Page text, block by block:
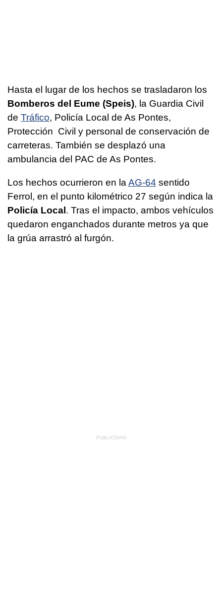
Hasta el lugar de los hechos se trasladaron los
Bomberos del Eume (Speis), la Guardia Civil
de Tráfico, Policía Local de As Pontes,
Protección Civil y personal de conservación de
carreteras. También se desplazó una
ambulancia del PAC de As Pontes.
Los hechos ocurrieron en la AG-64 sentido
Ferrol, en el punto kilométrico 27 según indica la
Policía Local. Tras el impacto, ambos vehículos
quedaron enganchados durante metros ya que
la grúa arrastró al furgón.